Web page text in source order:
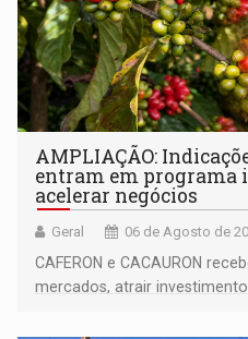
AMPLIAÇÃO:
entram em programa
acelerar negócios
Geral 06 de Agosto de
CAFERON e CACAURON
mercados, atrair